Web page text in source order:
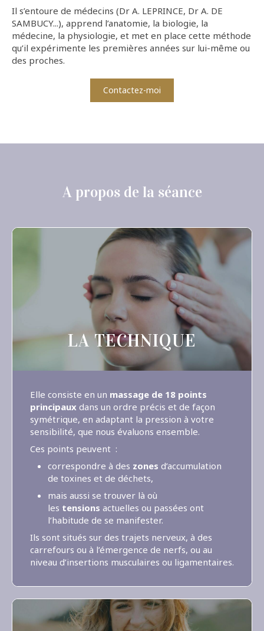
Il s’entoure de médecins (Dr A. LEPRINCE, Dr A. DE
SAMBUCY...), apprend l’anatomie, la biologie, la
médecine, la physiologie, et met en place cette méthode
qu’il expérimente les premières années sur lui-même ou
des proches.
Contactez-moi
A propos de la séance
LA TECHNIQUE
Elle consiste en un massage de 18 points
principaux dans un ordre précis et de façon
symétrique, en adaptant la pression à votre
sensibilité, que nous évaluons ensemble.
Ces points peuvent :
correspondre à des zones d’accumulation
de toxines et de déchets,
mais aussi se trouver là où
les tensions actuelles ou passées ont
l’habitude de se manifester.
Ils sont situés sur des trajets nerveux, à des
carrefours ou à l’émergence de nerfs, ou au
niveau d’insertions musculaires ou ligamentaires.